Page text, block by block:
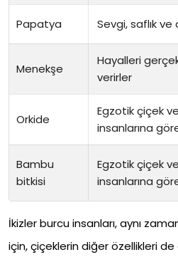
Papatya Sevgi, saflık
Menekşe
Hayalleri
verirler
Orkide
Egzotik çiçek
insanlarına
Bambu
bitkisi
Egzotik çiçek
insanlarına
İkizler burcu insanları, aynı
için, çiçeklerin diğer özellikleri